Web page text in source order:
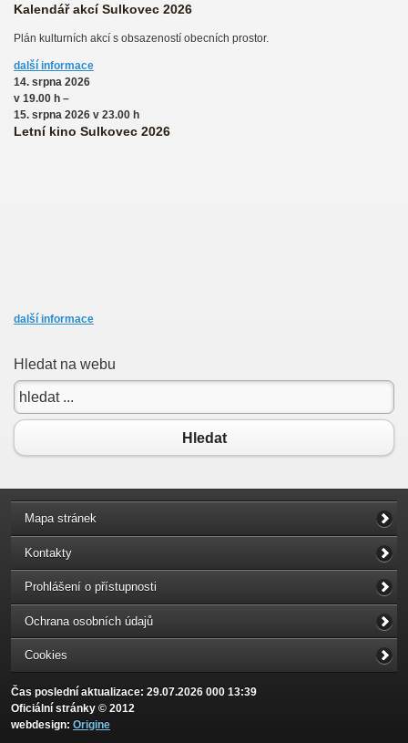
Kalendář akcí Sulkovec 2026
Plán kulturních akcí s obsazeností obecních prostor.
další informace
14. srpna 2026
v 19.00 h –
15. srpna 2026 v 23.00 h
Letní kino Sulkovec 2026
další informace
Hledat na webu
Hledat
Mapa stránek
Kontakty
Prohlášení o přístupnosti
Ochrana osobních údajů
Cookies
Čas poslední aktualizace: 29.07.2026 000 13:39
Oficiální stránky © 2012
webdesign: Origine